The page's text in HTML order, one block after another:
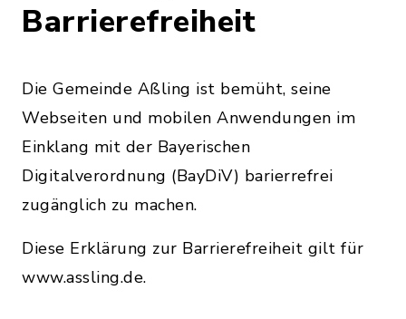
Barrierefreiheit
Die Gemeinde Aßling ist bemüht, seine
Webseiten und mobilen Anwendungen im
Einklang mit der Bayerischen
Digitalverordnung (BayDiV) barierrefrei
zugänglich zu machen.
Diese Erklärung zur Barrierefreiheit gilt für
www.assling.de.